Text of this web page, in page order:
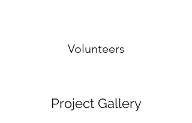
Volunteers
Project Gallery